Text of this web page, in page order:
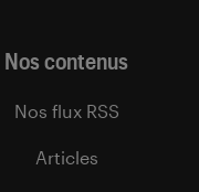
Nos contenus
Nos flux RSS
Articles